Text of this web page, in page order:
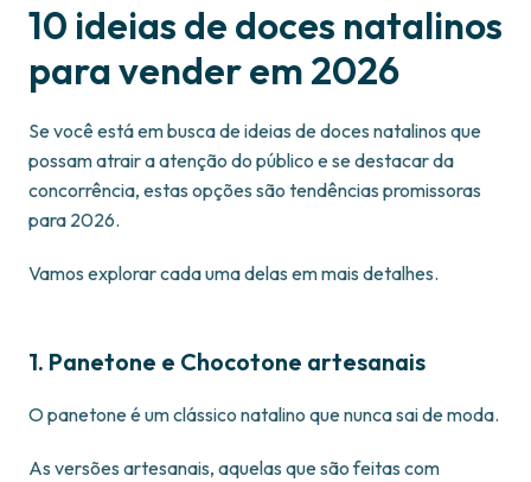
10 ideias de doces natalinos
para vender em 2026
Se você está em busca de ideias de doces natalinos que
possam atrair a atenção do público e se destacar da
concorrência, estas opções são tendências promissoras
para 2026.
Vamos explorar cada uma delas em mais detalhes.
1. Panetone e Chocotone artesanais
O panetone é um clássico natalino que nunca sai de moda.
As versões artesanais, aquelas que são feitas com